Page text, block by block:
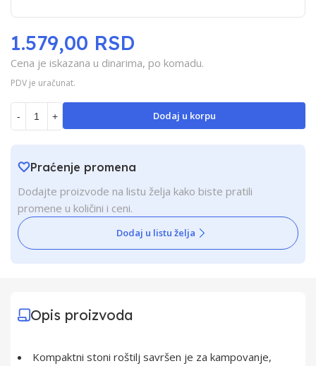
Cena je iskazana u dinarima, po komadu.
PDV je uračunat.
1.579,00 RSD
- + Dodaj u korpu
Praćenje promena
Dodajte proizvode na listu želja kako biste pratili
promene u količini i ceni.
Dodaj u listu želja
Opis proizvoda
Kompaktni stoni roštilj savršen je za kampovanje,